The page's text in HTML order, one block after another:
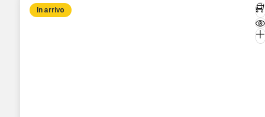
In arrivo